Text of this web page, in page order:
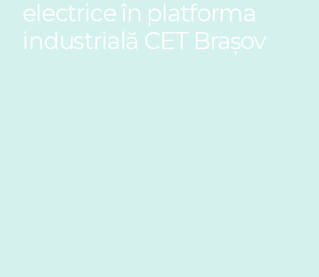
electrice în platforma
industrială CET Brașov